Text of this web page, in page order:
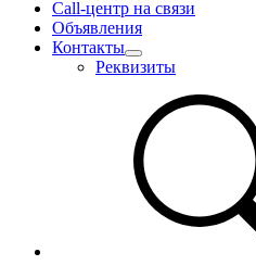
Call-центр на связи
Объявления
Контакты
Реквизиты